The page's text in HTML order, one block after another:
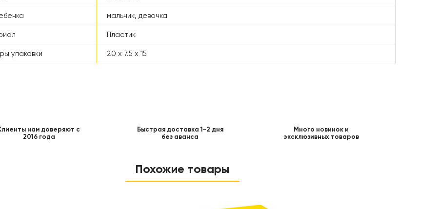
мальчик, девочка
Пластик
упаковки 20 x 7.5 x 15
нам доверяют с
2016 года
Быстрая доставка 1-2 дня
без аванса
Много новинок и
эксклюзивных товаров
Похожие товары